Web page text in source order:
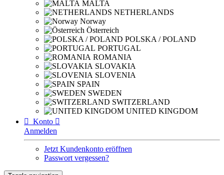
MALTA
NETHERLANDS
Norway
Österreich
POLSKA / POLAND
PORTUGAL
ROMANIA
SLOVAKIA
SLOVENIA
SPAIN
SWEDEN
SWITZERLAND
UNITED KINGDOM
 Konto 
Anmelden
Jetzt Kundenkonto eröffnen
Passwort vergessen?